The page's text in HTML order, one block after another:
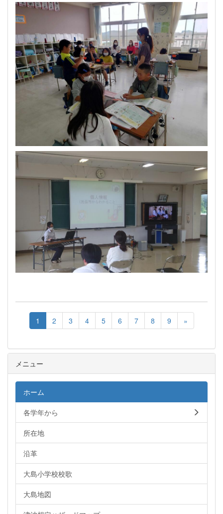
1 2 3 4 5 6 7 8 9 »
メニュー
ホーム
各学年から
所在地
沿革
大島小学校校歌
大島地図